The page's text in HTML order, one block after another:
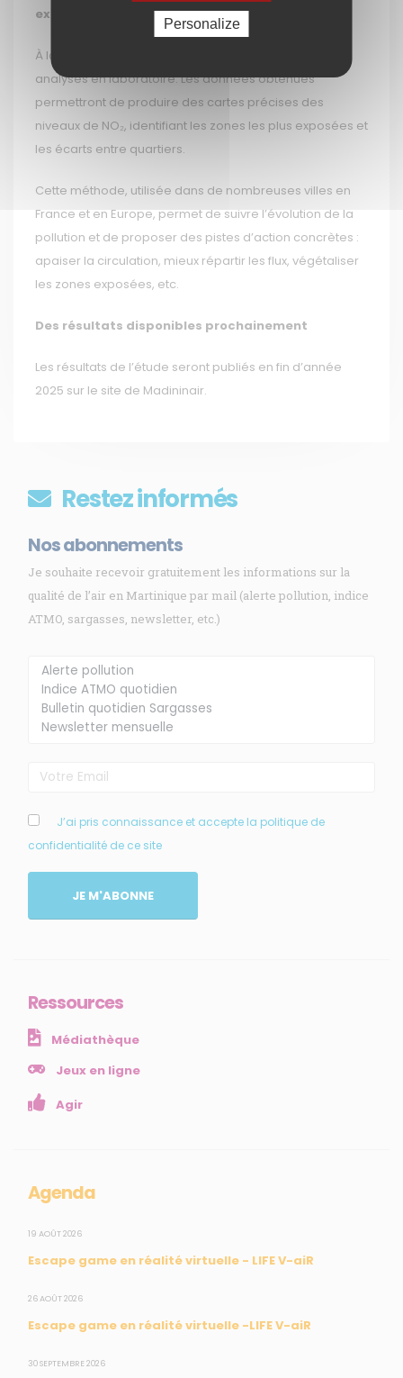
exploitables
À la fin de chaque période de mesure, les tubes sont
analysés en laboratoire. Les données obtenues
permettront de produire des cartes précises des
niveaux de NO₂, identifiant les zones les plus exposées et
les écarts entre quartiers.
Cette méthode, utilisée dans de nombreuses villes en
France et en Europe, permet de suivre l’évolution de la
pollution et de proposer des pistes d’action concrètes :
apaiser la circulation, mieux répartir les flux, végétaliser
les zones exposées, etc.
Des résultats disponibles prochainement
Les résultats de l’étude seront publiés en fin d’année
2025 sur le site de Madininair.
Restez informés
Nos abonnements
Je souhaite recevoir gratuitement les informations sur la
qualité de l’air en Martinique par mail (alerte pollution, indice
ATMO, sargasses, newsletter, etc.)
J’ai pris connaissance et accepte la politique de
confidentialité de ce site
JE M'ABONNE
Ressources
Médiathèque
Jeux en ligne
Agir
Agenda
19 AOÛT 2026
Escape game en réalité virtuelle - LIFE V-aiR
26 AOÛT 2026
Escape game en réalité virtuelle -LIFE V-aiR
30 SEPTEMBRE 2026
Membre de Agréé par
MENU
NOS SERVICES
Presse
Collectivités
Mesures réglementaires
SUIVEZ-NOUS
CONTACT
Personalize